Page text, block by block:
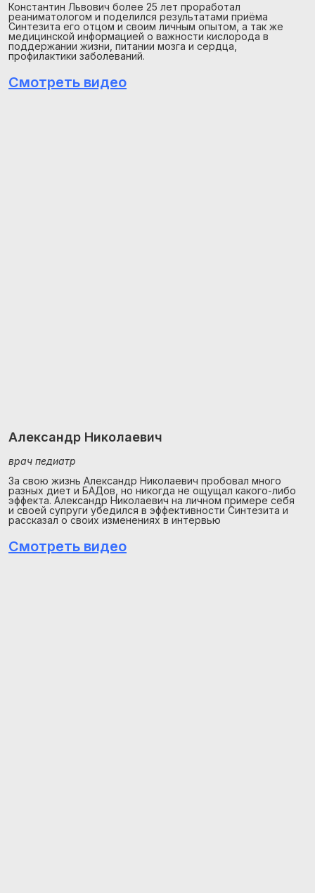
Константин Львович более 25 лет проработал
реаниматологом и поделился результатами приёма
Синтезита его отцом и своим личным опытом, а так же
медицинской информацией о важности кислорода в
поддержании жизни, питании мозга и сердца,
профилактики заболеваний.
Смотреть видео
Александр Николаевич
врач педиатр
За свою жизнь Александр Николаевич пробовал много
разных диет и БАДов, но никогда не ощущал какого-либо
эффекта. Александр Николаевич на личном примере себя
и своей супруги убедился в эффективности Синтезита и
рассказал о своих изменениях в интервью
Смотреть видео